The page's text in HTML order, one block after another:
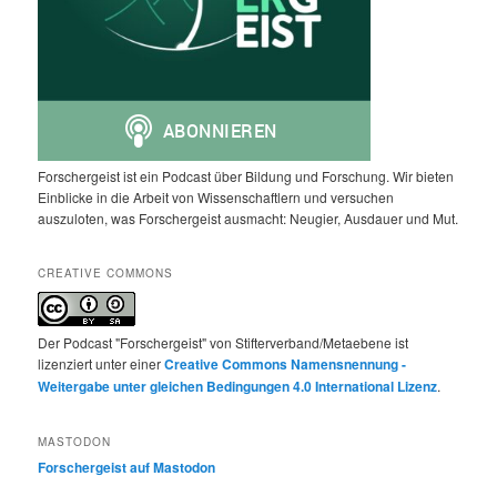
Forschergeist ist ein Podcast über Bildung und Forschung. Wir bieten
Einblicke in die Arbeit von Wissenschaftlern und versuchen
auszuloten, was Forschergeist ausmacht: Neugier, Ausdauer und Mut.
CREATIVE COMMONS
Der Podcast "Forschergeist" von Stifterverband/Metaebene ist
lizenziert unter einerCreative Commons Namensnennung -
Weitergabe unter gleichen Bedingungen 4.0 International Lizenz.
MASTODON
Forschergeist auf Mastodon